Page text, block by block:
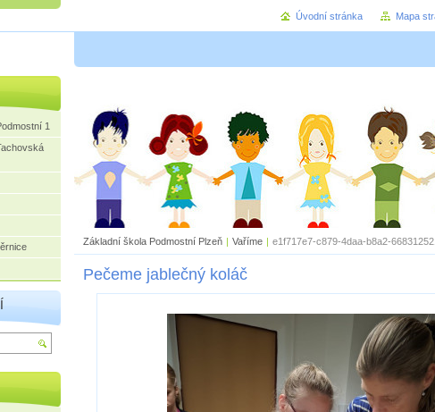
Základní škola Podmostní Plzeň | Vaříme | e1f717e7-c879-4daa-b8a2-
Pečeme jablečný koláč
1
Úvodní stránka Mapa